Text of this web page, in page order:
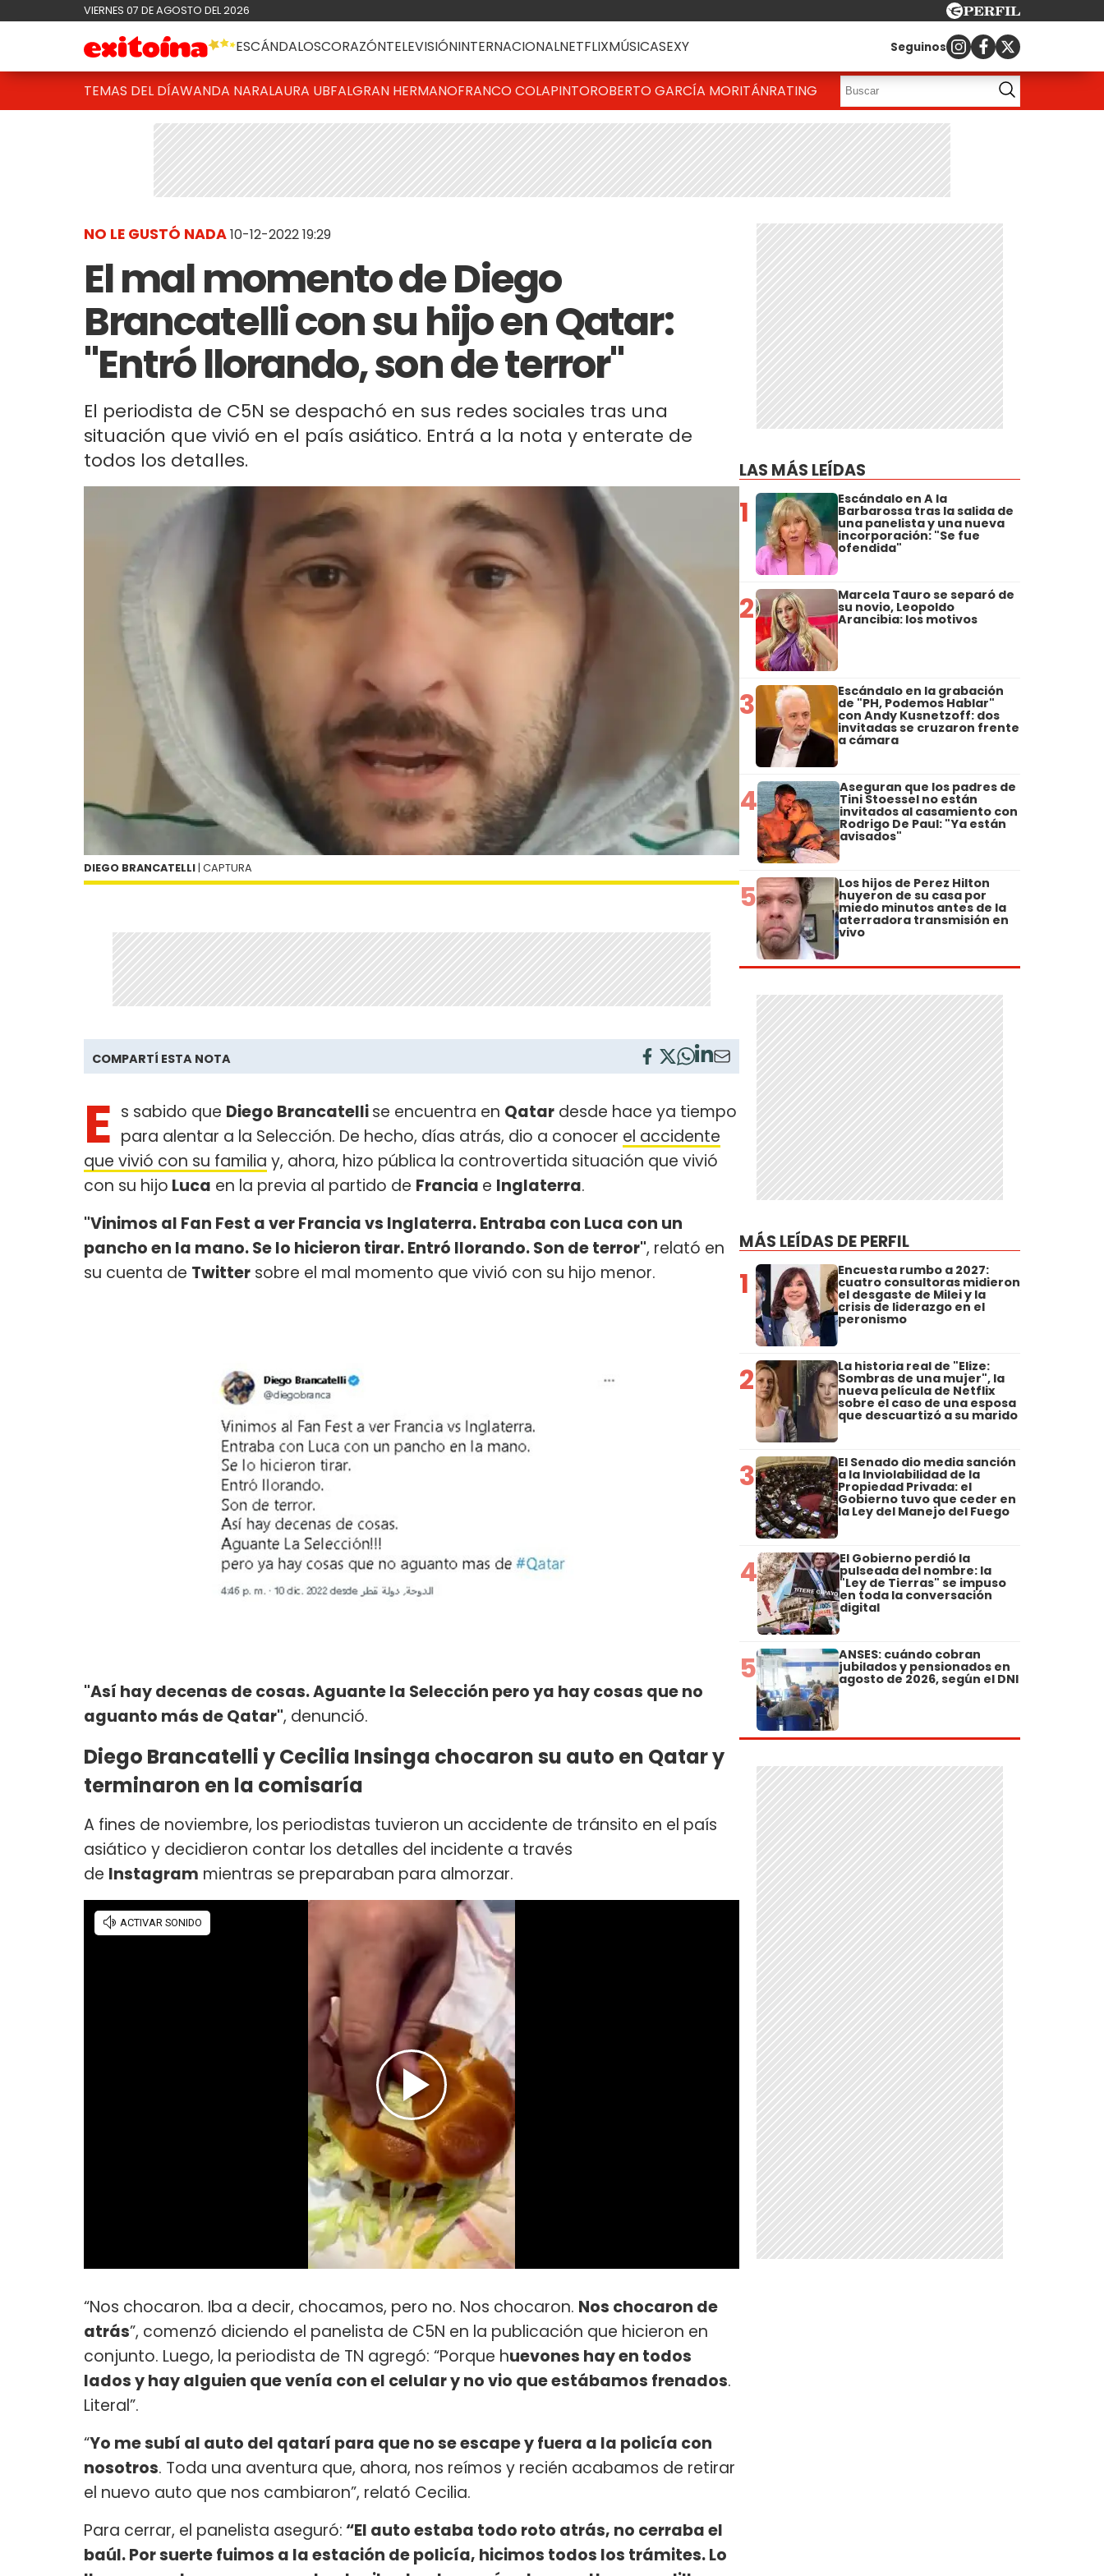
VIERNES 07 DE AGOSTO DEL 2026
ESCÁNDALOSCORAZÓNTELEVISIÓNINTERNACIONALNETFLIXMÚSICASEXY Seguinos
TEMAS DEL DÍAWANDA NARALAURA UBFALGRAN HERMANOFRANCO COLAPINTOROBERTO GARCÍA MORITÁNRATING
NO LE GUSTÓ NADA10-12-2022 19:29
El mal momento de Diego
Brancatelli con su hijo en Qatar:
"Entró llorando, son de terror"
El periodista de C5N se despachó en sus redes sociales tras una
situación que vivió en el país asiático. Entrá a la nota y enterate de
todos los detalles.
DIEGO BRANCATELLI | CAPTURA
COMPARTÍ ESTA NOTA
E s sabido que Diego Brancatellise encuentra en Qatar desde hace ya tiempo
para alentar a la Selección. De hecho, días atrás, dio a conocer el accidente
que vivió con su familia y, ahora, hizo pública la controvertida situación que vivió
con su hijo Luca en la previa al partido de Francia e Inglaterra.
"Vinimos al Fan Fest a ver Francia vs Inglaterra. Entraba con Luca con un
pancho en la mano. Se lo hicieron tirar. Entró llorando. Son de terror", relató en
su cuenta de Twitter sobre el mal momento que vivió con su hijo menor.
"Así hay decenas de cosas. Aguante la Selección pero ya hay cosas que no
aguanto más de Qatar", denunció.
Diego Brancatelli y Cecilia Insinga chocaron su auto en Qatar y
terminaron en la comisaría
A fines de noviembre, los periodistas tuvieron un accidente de tránsito en el país
asiático y decidieron contar los detalles del incidente a través
de Instagram mientras se preparaban para almorzar.
“Nos chocaron. Iba a decir, chocamos, pero no. Nos chocaron. Nos chocaron de
atrás”, comenzó diciendo el panelista de C5N en la publicación que hicieron en
conjunto. Luego, la periodista de TN agregó: “Porque huevones hay en todos
lados y hay alguien que venía con el celular y no vio que estábamos frenados.
Literal”.
“Yo me subí al auto del qatarí para que no se escape y fuera a la policía con
nosotros. Toda una aventura que, ahora, nos reímos y recién acabamos de retirar
el nuevo auto que nos cambiaron”, relató Cecilia.
Para cerrar, el panelista aseguró: “El auto estaba todo roto atrás, no cerraba el
baúl. Por suerte fuimos a la estación de policía, hicimos todos los trámites. Lo
LAS MÁS LEÍDAS
1 Escándalo en A la
Barbarossa tras la salida de
una panelista y una nueva
incorporación: "Se fue
ofendida"
2 Marcela Tauro se separó de
su novio, Leopoldo
Arancibia: los motivos
3 Escándalo en la grabación
de "PH, Podemos Hablar"
con Andy Kusnetzoff: dos
invitadas se cruzaron frente
a cámara
4 Aseguran que los padres de
Tini Stoessel no están
invitados al casamiento con
Rodrigo De Paul: "Ya están
avisados"
5 Los hijos de Perez Hilton
huyeron de su casa por
miedo minutos antes de la
aterradora transmisión en
vivo
MÁS LEÍDAS DE PERFIL
1 Encuesta rumbo a 2027:
cuatro consultoras midieron
el desgaste de Milei y la
crisis de liderazgo en el
peronismo
2 La historia real de "Elize:
Sombras de una mujer", la
nueva película de Netflix
sobre el caso de una esposa
que descuartizó a su marido
3 El Senado dio media sanción
a la Inviolabilidad de la
Propiedad Privada: el
Gobierno tuvo que ceder en
la Ley del Manejo del Fuego
4 El Gobierno perdió la
pulseada del nombre: la
"Ley de Tierras" se impuso
en toda la conversación
digital
5 ANSES: cuándo cobran
jubilados y pensionados en
agosto de 2026, según el DNI